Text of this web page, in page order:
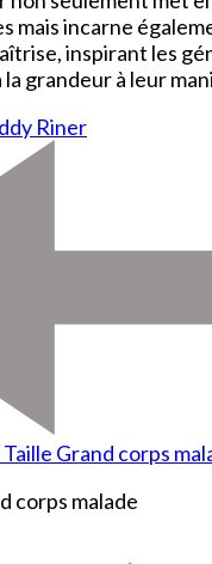
mais incarne
inspirant les
grandeur à leur
Riner
Taille Grand corps